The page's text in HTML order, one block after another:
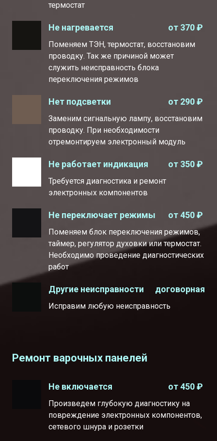
термостат
Не нагревается от 370 ₽
Поменяем ТЭН, термостат, восстановим
проводку. Так же причиной может
служить неисправность блока
переключения режимов
Нет подсветки от 290 ₽
Заменим сигнальную лампу, восстановим
проводку. При необходимости
отремонтируем электронный модуль
Не работает индикация от 350 ₽
Требуется диагностика и ремонт
электронных компонентов
Не переключает режимы от 450 ₽
Поменяем блок переключения режимов,
таймер, регулятор духовки или термостат.
Необходимо проведение диагностических
работ
Другие неисправности договорная
Исправим любую неисправность
Ремонт варочных панелей
Не включается от 450 ₽
Произведем глубокую диагностику на
повреждение электронных компонентов,
сетевого шнура и розетки